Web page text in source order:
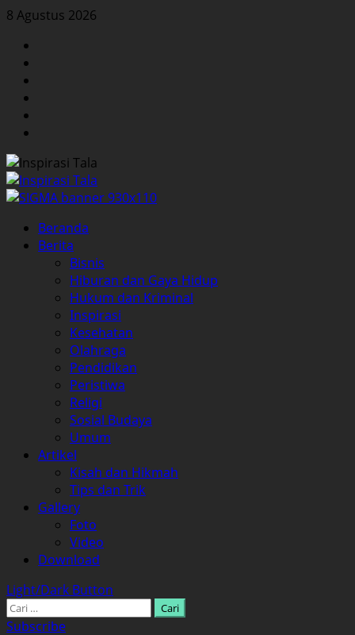
Skip
content
8 Agustus 2026
Primary
Menu
Beranda
Berita
Bisnis
Hiburan dan Gaya Hidup
Hukum dan Kriminal
Inspirasi
Kesehatan
Olahraga
Pendidikan
Peristiwa
Religi
Sosial Budaya
Umum
Artikel
Kisah dan Hikmah
Tips dan Trik
Gallery
Foto
Video
Download
Light/Dark Button
Cari
untuk:
Subscribe